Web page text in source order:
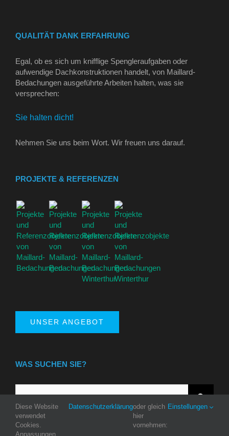
QUALITÄT DANK ERFAHRUNG
Egal, ob es sich um knifflige Spengleraufgaben oder
aufwendige Dachkonstruktionen handelt, von Maillard-
Bedachungen ausgeführte Arbeiten halten, was sie
versprechen:
Sie halten dicht!
Nehmen Sie uns beim Wort. Wir freuen uns darauf.
PROJEKTE & REFERENZEN
UNSER ANGEBOT
WAS SUCHEN SIE?
Diese Website
verwendet
Cookies.
Anpassungen
Datenschutzerklärungoder gleich
hier
vornehmen:
Einstellungen